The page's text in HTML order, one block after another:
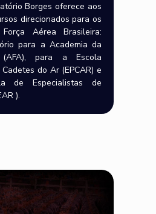
Borges oferece aos
direcionados para os
Aérea Brasileira:
para a Academia da
para a Escola
do Ar (EPCAR) e
de Especialistas de
).